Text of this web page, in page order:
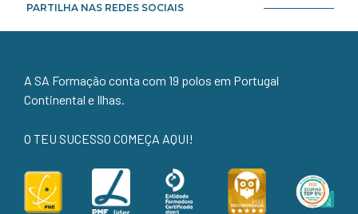
PARTILHA NAS REDES SOCIAIS
A SA Formação conta com 19 polos em Portugal
Continental e Ilhas.
O TEU SUCESSO COMEÇA AQUI!